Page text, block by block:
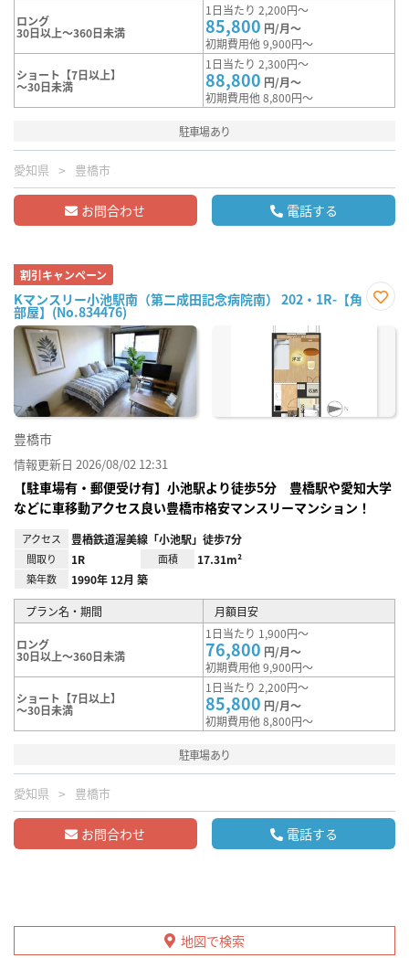
ロング
30日以上～360日未満
1日当たり 2,200円～
85,800 円/月～
初期費用他 9,900円～
ショート【7日以上】
～30日未満
1日当たり 2,300円～
88,800 円/月～
初期費用他 8,800円～
駐車場あり
愛知県 豊橋市
お問合わせ 電話する
割引キャンペーン
Kマンスリー小池駅南（第二成田記念病院南） 202・1R-【角
部屋】(No.834476)
に入
豊橋市
情報更新日 2026/08/02 12:31
【駐車場有・郵便受け有】小池駅より徒歩5分 豊橋駅や愛知大学
などに車移動アクセス良い豊橋市格安マンスリーマンション！
アクセス 豊橋鉄道渥美線「小池駅」徒歩7分
間取り 1R 面積 17.31m²
築年数 1990年 12月 築
プラン名・期間 月額目安
ロング
30日以上～360日未満
1日当たり 1,900円～
76,800 円/月～
初期費用他 9,900円～
ショート【7日以上】
～30日未満
1日当たり 2,200円～
85,800 円/月～
初期費用他 8,800円～
駐車場あり
愛知県 豊橋市
お問合わせ 電話する
地図で検索